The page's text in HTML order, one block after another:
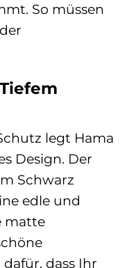
So müssen
legt Hama
Design. Der
Schwarz
edle und
matte
dass Ihr